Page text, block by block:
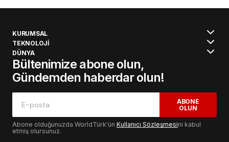
KURUMSAL
TEKNOLOJİ
DÜNYA
Bültenimize abone olun,
Gündemden haberdar olun!
ABONE
OLUN
Abone olduğunuzda WorldTürk'ün Kullanıcı Sözleşmesini kabul
etmiş olursunuz.